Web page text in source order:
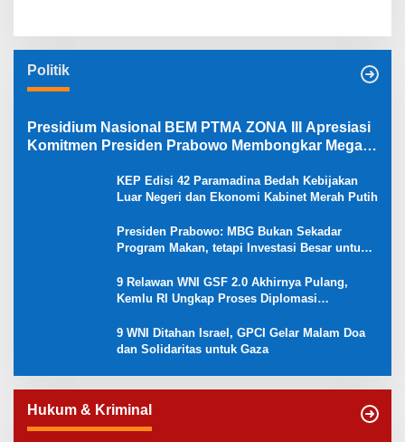
Politik
Presidium Nasional BEM PTMA ZONA III Apresiasi
Komitmen Presiden Prabowo Membongkar Mega
KEP Edisi 42 Paramadina Bedah Kebijakan
Luar Negeri dan Ekonomi Kabinet Merah Putih
Presiden Prabowo: MBG Bukan Sekadar
Program Makan, tetapi Investasi Besar untuk
Ekonomi Desa
9 Relawan WNI GSF 2.0 Akhirnya Pulang,
Kemlu RI Ungkap Proses Diplomasi
9 WNI Ditahan Israel, GPCI Gelar Malam Doa
dan Solidaritas untuk Gaza
Hukum & Kriminal